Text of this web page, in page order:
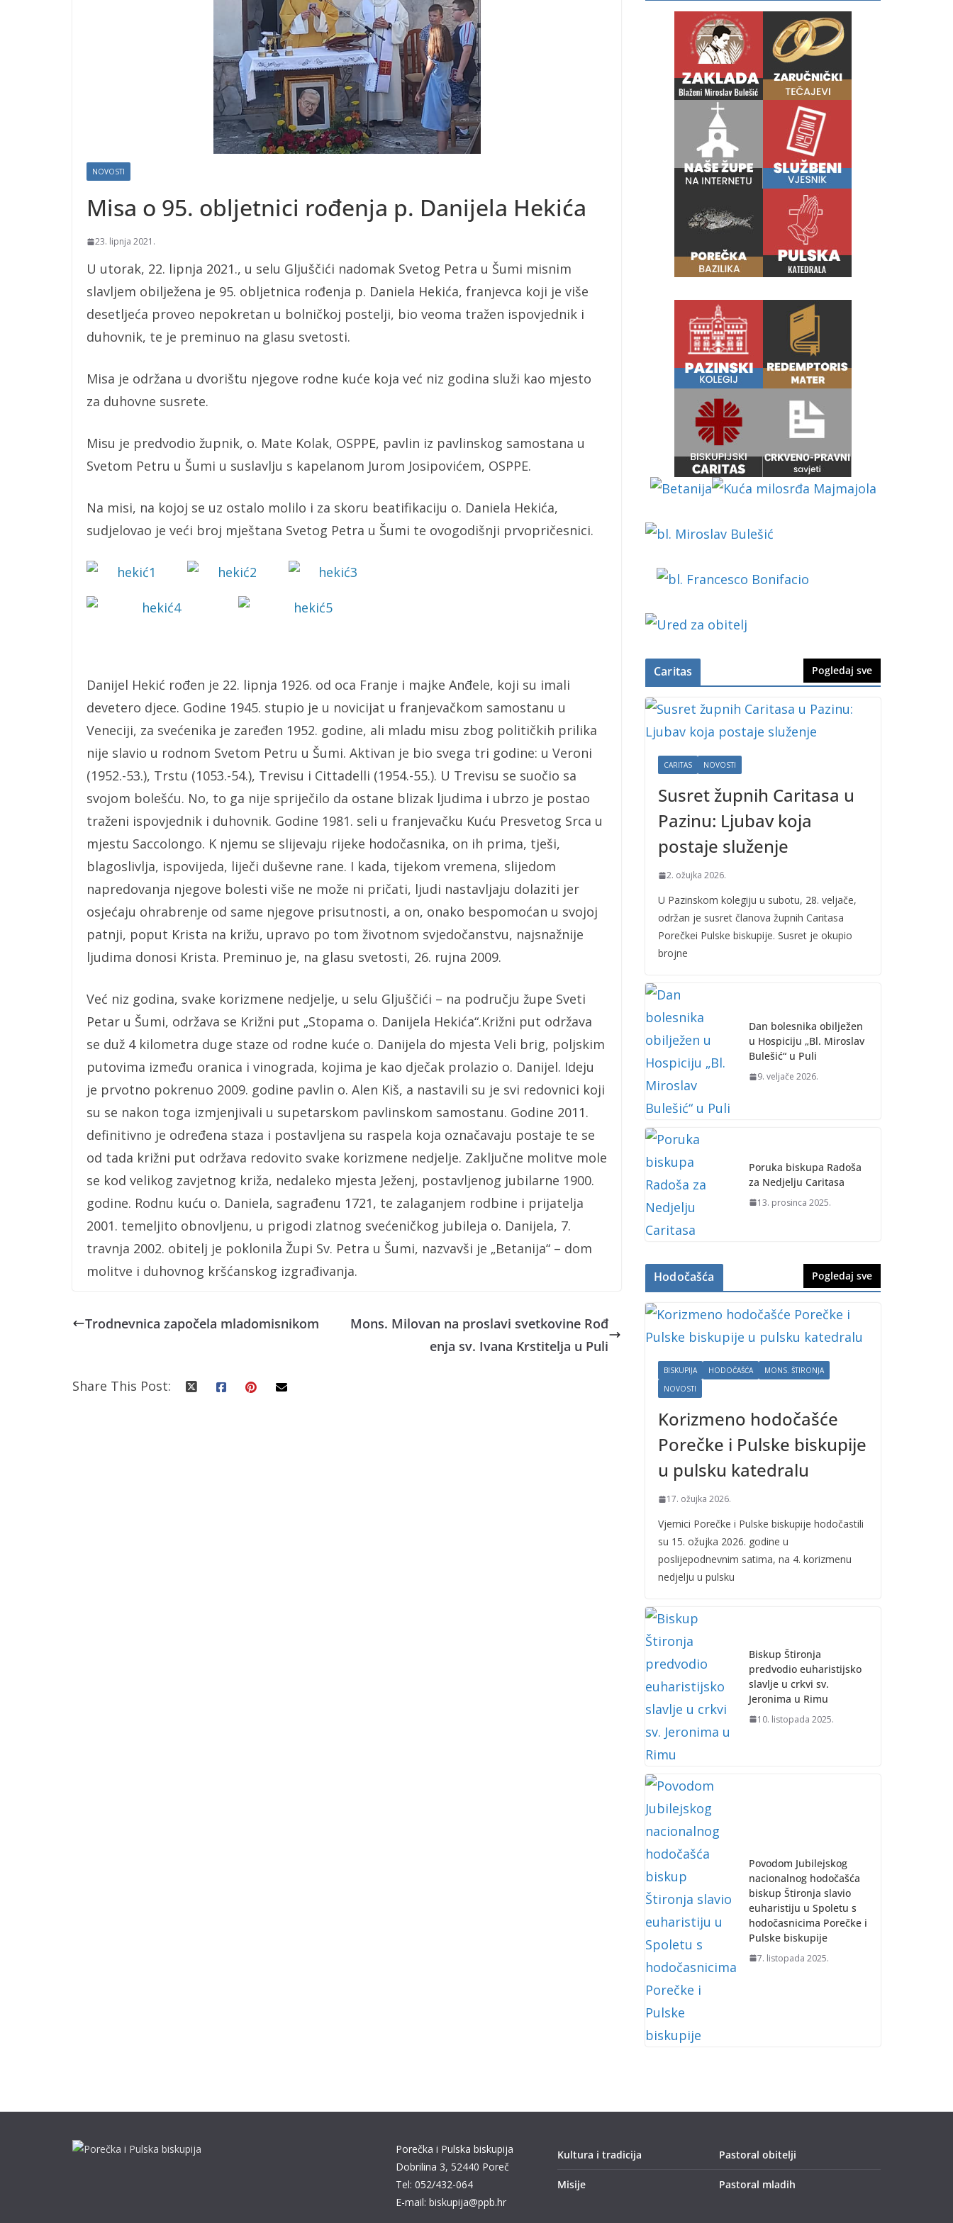
NOVOSTI
Misa o 95. obljetnici rođenja p. Danijela Hekića
23. lipnja 2021.
U utorak, 22. lipnja 2021., u selu Gljuščići nadomak Svetog Petra u Šumi misnim
slavljem obilježena je 95. obljetnica rođenja p. Daniela Hekića, franjevca koji je više
desetljeća proveo nepokretan u bolničkoj postelji, bio veoma tražen ispovjednik i
duhovnik, te je preminuo na glasu svetosti.
Misa je održana u dvorištu njegove rodne kuće koja već niz godina služi kao mjesto
za duhovne susrete.
Misu je predvodio župnik, o. Mate Kolak, OSPPE, pavlin iz pavlinskog samostana u
Svetom Petru u Šumi u suslavlju s kapelanom Jurom Josipovićem, OSPPE.
Na misi, na kojoj se uz ostalo molilo i za skoru beatifikaciju o. Daniela Hekića,
sudjelovao je veći broj mještana Svetog Petra u Šumi te ovogodišnji prvopričesnici.
Danijel Hekić rođen je 22. lipnja 1926. od oca Franje i majke Anđele, koji su imali
devetero djece. Godine 1945. stupio je u novicijat u franjevačkom samostanu u
Veneciji, za svećenika je zaređen 1952. godine, ali mladu misu zbog političkih prilika
nije slavio u rodnom Svetom Petru u Šumi. Aktivan je bio svega tri godine: u Veroni
(1952.-53.), Trstu (1053.-54.), Trevisu i Cittadelli (1954.-55.). U Trevisu se suočio sa
svojom bolešću. No, to ga nije spriječilo da ostane blizak ljudima i ubrzo je postao
traženi ispovjednik i duhovnik. Godine 1981. seli u franjevačku Kuću Presvetog Srca u
mjestu Saccolongo. K njemu se slijevaju rijeke hodočasnika, on ih prima, tješi,
blagoslivlja, ispovijeda, liječi duševne rane. I kada, tijekom vremena, slijedom
napredovanja njegove bolesti više ne može ni pričati, ljudi nastavljaju dolaziti jer
osjećaju ohrabrenje od same njegove prisutnosti, a on, onako bespomoćan u svojoj
patnji, poput Krista na križu, upravo po tom životnom svjedočanstvu, najsnažnije
ljudima donosi Krista. Preminuo je, na glasu svetosti, 26. rujna 2009.
Već niz godina, svake korizmene nedjelje, u selu Gljuščići – na području župe Sveti
Petar u Šumi, održava se Križni put „Stopama o. Danijela Hekića“.Križni put održava
se duž 4 kilometra duge staze od rodne kuće o. Danijela do mjesta Veli brig, poljskim
putovima između oranica i vinograda, kojima je kao dječak prolazio o. Danijel. Ideju
je prvotno pokrenuo 2009. godine pavlin o. Alen Kiš, a nastavili su je svi redovnici koji
su se nakon toga izmjenjivali u supetarskom pavlinskom samostanu. Godine 2011.
definitivno je određena staza i postavljena su raspela koja označavaju postaje te se
od tada križni put održava redovito svake korizmene nedjelje. Zaključne molitve mole
se kod velikog zavjetnog križa, nedaleko mjesta Ježenj, postavljenog jubilarne 1900.
godine. Rodnu kuću o. Daniela, sagrađenu 1721, te zalaganjem rodbine i prijatelja
2001. temeljito obnovljenu, u prigodi zlatnog svećeničkog jubileja o. Danijela, 7.
travnja 2002. obitelj je poklonila Župi Sv. Petra u Šumi, nazvavši je „Betanija“ – dom
molitve i duhovnog kršćanskog izgrađivanja.
Trodnevnica započela mladomisnikom
Mons. Milovan na proslavi svetkovine Rođ
enja sv. Ivana Krstitelja u Puli
Share This Post:
Caritas Pogledaj sve
CARITAS NOVOSTI
Susret župnih Caritasa u
Pazinu: Ljubav koja
postaje služenje
2. ožujka 2026.
U Pazinskom kolegiju u subotu, 28. veljače,
održan je susret članova župnih Caritasa
Porečkei Pulske biskupije. Susret je okupio
brojne
Dan bolesnika obilježen
u Hospiciju „Bl. Miroslav
Bulešić“ u Puli
9. veljače 2026.
Poruka biskupa Radoša
za Nedjelju Caritasa
13. prosinca 2025.
Hodočašća Pogledaj sve
BISKUPIJA HODOČAŠĆA
MONS. ŠTIRONJA
NOVOSTI
Korizmeno hodočašće
Porečke i Pulske biskupije
u pulsku katedralu
17. ožujka 2026.
Vjernici Porečke i Pulske biskupije hodočastili
su 15. ožujka 2026. godine u
poslijepodnevnim satima, na 4. korizmenu
nedjelju u pulsku
Biskup Štironja
predvodio euharistijsko
slavlje u crkvi sv.
Jeronima u Rimu
10. listopada 2025.
Povodom Jubilejskog
nacionalnog hodočašća
biskup Štironja slavio
euharistiju u Spoletu s
hodočasnicima Porečke i
Pulske biskupije
7. listopada 2025.
Porečka i Pulska biskupija
Dobrilina 3, 52440 Poreč
Tel: 052/432-064
E-mail: biskupija@ppb.hr
Kultura i tradicija
Misije
Pastoral obitelji
Pastoral mladih